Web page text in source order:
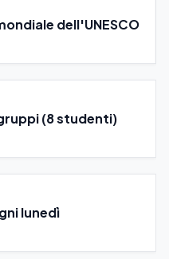
dell'UNESCO
(8 studenti)
lunedì